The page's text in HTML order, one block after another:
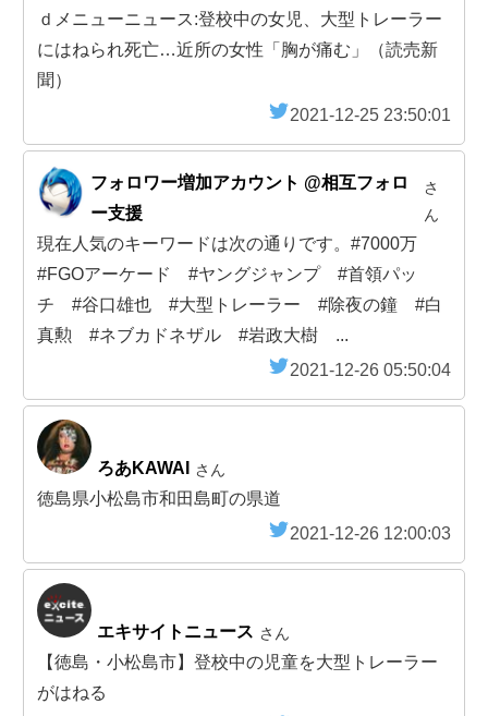
ｄメニューニュース:登校中の女児、大型トレーラー
にはねられ死亡…近所の女性「胸が痛む」（読売新
聞）
2021-12-25 23:50:01
フォロワー増加アカウント @相互フォロ
ー支援
さ
ん
現在人気のキーワードは次の通りです。#7000万
#FGOアーケード #ヤングジャンプ #首領パッ
チ #谷口雄也 #大型トレーラー #除夜の鐘 #白
真勲 #ネブカドネザル #岩政大樹 ...
2021-12-26 05:50:04
ろあKAWAI さん
徳島県小松島市和田島町の県道
2021-12-26 12:00:03
エキサイトニュース さん
【徳島・小松島市】登校中の児童を大型トレーラー
がはねる